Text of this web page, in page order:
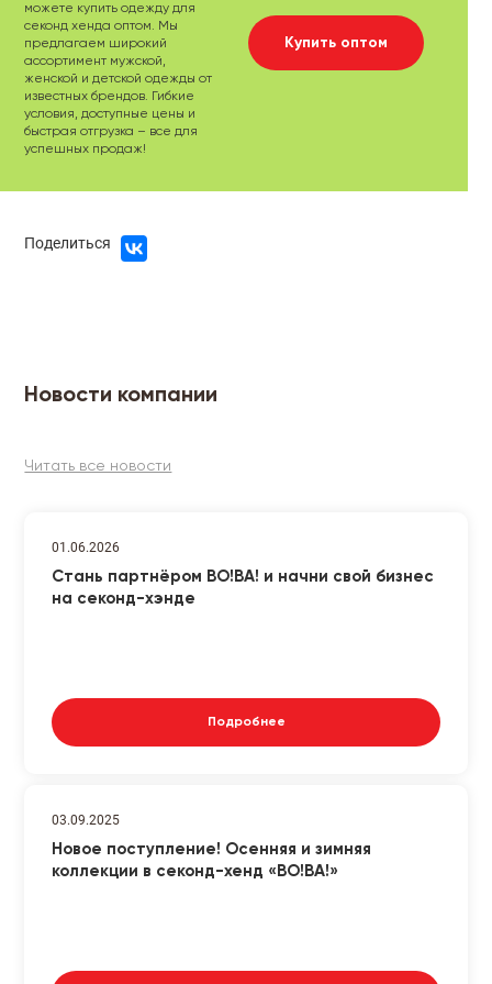
можете купить одежду для
секонд хенда оптом. Мы
предлагаем широкий
ассортимент мужской,
женской и детской одежды от
известных брендов. Гибкие
условия, доступные цены и
быстрая отгрузка – все для
успешных продаж!
Купить оптом
Поделиться
Новости компании
Читать все новости
01.06.2026
Стань партнёром ВО!ВА! и начни свой бизнес
на секонд-хэнде
Подробнее
03.09.2025
Новое поступление! Осенняя и зимняя
коллекции в секонд-хенд «ВО!ВА!»